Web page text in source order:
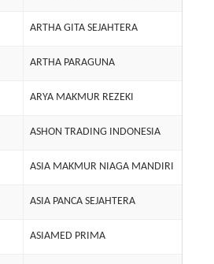
ARTHA GITA SEJAHTERA
ARTHA PARAGUNA
ARYA MAKMUR REZEKI
ASHON TRADING INDONESIA
ASIA MAKMUR NIAGA MANDIRI
ASIA PANCA SEJAHTERA
ASIAMED PRIMA